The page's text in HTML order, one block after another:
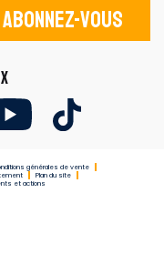
Abonnez-vous
générales de vente
Plan du site
et actions